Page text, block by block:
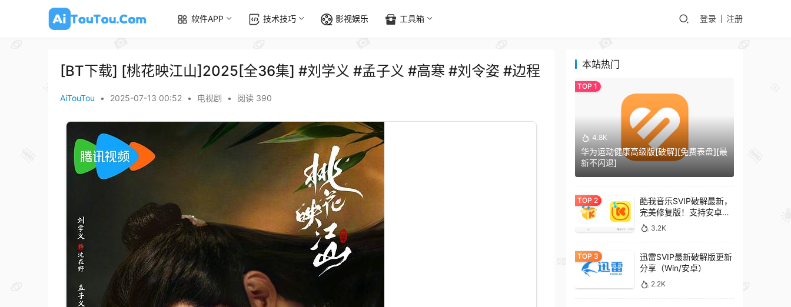
软件APP 技术技巧 影视娱乐 工具箱 登录 注册
[BT下载] [桃花映江山]2025[全36集] #刘学义 #孟子义 #高寒 #刘令姿 #边程
AiTouTou • 2025-07-13 00:52 • 电视剧 • 阅读 390
本站热门
4.8K
华为运动健康高级版[破解][免费表盘][最
新不闪退]
酷我音乐SVIP破解最新，
完美修复版！支持安卓
+车机+pc版！
3.2K
迅雷SVIP最新破解版更新
分享（Win/安卓）
2.2K